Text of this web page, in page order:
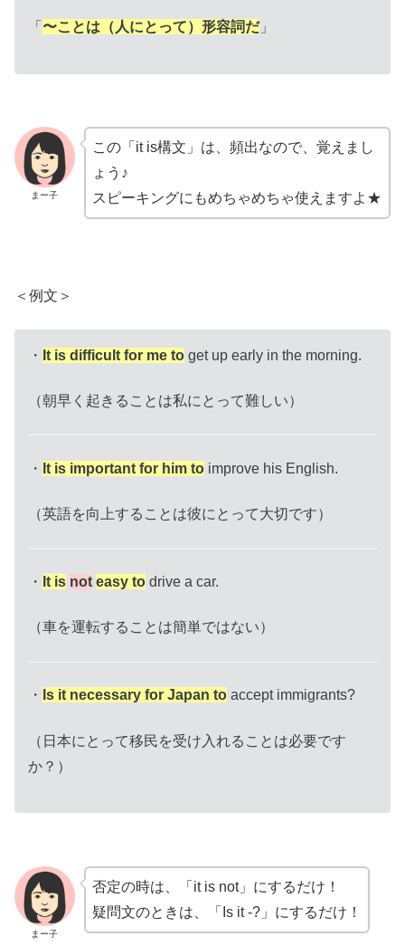
「 〜ことは（人にとって）形容詞だ」
まー子
この「it is構文」は、頻出なので、覚えまし
ょう♪
スピーキングにもめちゃめちゃ使えますよ★
＜例文＞
・ It is difficult for me to get up early in the morning.
（朝早く起きることは私にとって難しい）
・ It is important for him to improve his English.
（英語を向上することは彼にとって大切です）
・ It is not easy to drive a car.
（車を運転することは簡単ではない）
・ Is it necessary for Japan to accept immigrants?
（日本にとって移民を受け入れることは必要です
か？）
まー子
否定の時は、「it is not」にするだけ！
疑問文のときは、「Is it -?」にするだけ！